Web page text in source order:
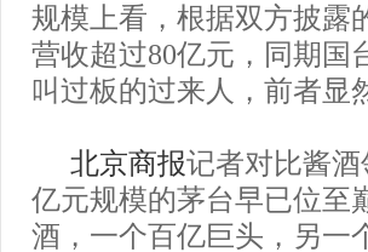
规模上看，根据双方披露
营收超过80亿元，同期国
叫过板的过来人，前者显
北京商报记者对比酱
亿元规模的茅台早已位至
酒，一个百亿巨头，另一